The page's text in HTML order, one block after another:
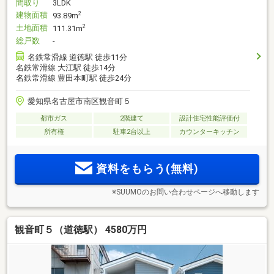
間取り
3LDK
建物面積 93.89m2
土地面積 111.31m2
総戸数
-
名鉄常滑線 道徳駅 徒歩11分
名鉄常滑線 大江駅 徒歩14分
名鉄常滑線 豊田本町駅 徒歩24分
愛知県名古屋市南区観音町５
都市ガス 2階建て
設計住宅性能評価付
所有権
駐車2台以上 カウンターキッチン
資料をもらう(無料)
※SUUMOのお問い合わせページへ移動します
観音町５（道徳駅） 4580万円